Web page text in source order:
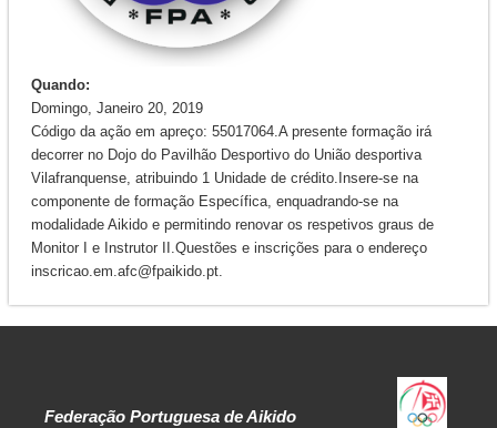
Quando:
Domingo, Janeiro 20, 2019
Código da ação em apreço: 55017064.A presente formação irá
decorrer no Dojo do Pavilhão Desportivo do União desportiva
Vilafranquense, atribuindo 1 Unidade de crédito.Insere-se na
componente de formação Específica, enquadrando-se na
modalidade Aikido e permitindo renovar os respetivos graus de
Monitor I e Instrutor II.Questões e inscrições para o endereço
inscricao.em.afc@fpaikido.pt.
Federação Portuguesa de Aikido